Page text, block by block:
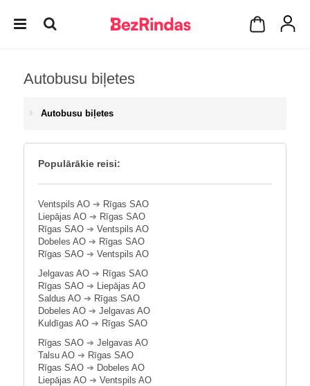
Autobusu biļetes
Autobusu biļetes
Populārākie reisi:
Ventspils AO ➔ Rīgas SAO
Liepājas AO ➔ Rīgas SAO
Rīgas SAO ➔ Ventspils AO
Dobeles AO ➔ Rīgas SAO
Rīgas SAO ➔ Ventspils AO
Jelgavas AO ➔ Rīgas SAO
Rīgas SAO ➔ Liepājas AO
Saldus AO ➔ Rīgas SAO
Dobeles AO ➔ Jelgavas AO
Kuldīgas AO ➔ Rīgas SAO
Rīgas SAO ➔ Jelgavas AO
Talsu AO ➔ Rīgas SAO
Rīgas SAO ➔ Dobeles AO
Liepājas AO ➔ Ventspils AO